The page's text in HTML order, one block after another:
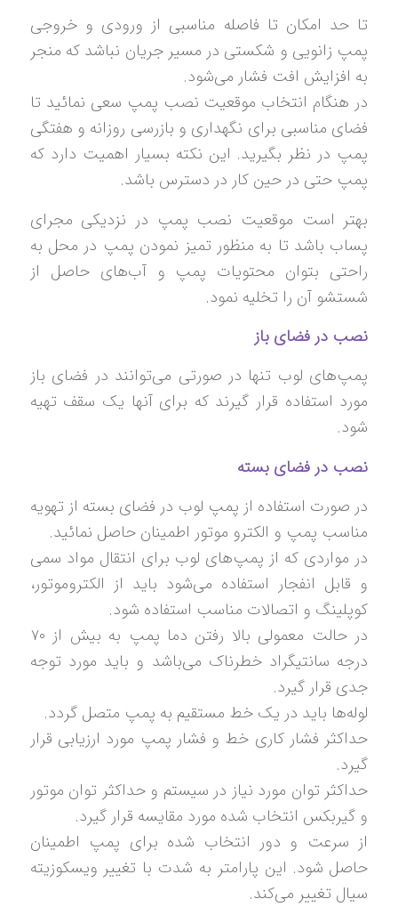
تا حد امکان تا فاصله مناسبی از ورودی و خروجی
پمپ زانویی و شکستی در مسیر جریان نباشد که منجر
به افزایش افت فشار می‌شود.
در هنگام انتخاب موقعیت نصب پمپ سعی نمائید تا
فضای مناسبی برای نگهداری و بازرسی روزانه و هفتگی
پمپ در نظر بگیرید. این نکته بسیار اهمیت دارد که
پمپ حتی در حین کار در دسترس باشد.
بهتر است موقعیت نصب پمپ در نزدیکی مجرای
پساب باشد تا به منظور تمیز نمودن پمپ در محل به
راحتی بتوان محتویات پمپ و آب‌های حاصل از
شستشو آن را تخلیه نمود.
نصب در فضای باز
پمپ‌های لوب تنها در صورتی می‌توانند در فضای باز
مورد استفاده قرار گیرند که برای آنها یک سقف تهیه
شود.
نصب در فضای بسته
در صورت استفاده از پمپ لوب در فضای بسته از تهویه
مناسب پمپ و الکترو موتور اطمینان حاصل نمائید.
در مواردی که از پمپ‌های لوب برای انتقال مواد سمی
و قابل انفجار استفاده می‌شود باید از الکتروموتور،
کوپلینگ و اتصالات مناسب استفاده شود.
در حالت معمولی بالا رفتن دما پمپ به بیش از ۷۰
درجه سانتیگراد خطرناک می‌باشد و باید مورد توجه
جدی قرار گیرد.
لوله‌ها باید در یک خط مستقیم به پمپ متصل گردد.
حداکثر فشار کاری خط و فشار پمپ مورد ارزیابی قرار
گیرد.
حداکثر توان مورد نیاز در سیستم و حداکثر توان موتور
و گیربکس انتخاب شده مورد مقایسه قرار گیرد.
از سرعت و دور انتخاب شده برای پمپ اطمینان
حاصل شود. این پارامتر به شدت با تغییر ویسکوزیته
سیال تغییر می‌کند.